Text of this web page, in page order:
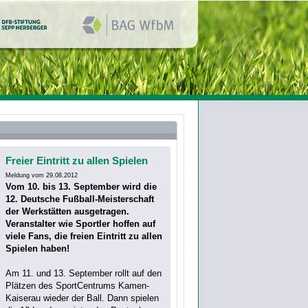
Freier Eintritt zu allen Spielen
Meldung vom 29.08.2012
Vom 10. bis 13. September wird die
12. Deutsche Fußball-Meisterschaft
der Werkstätten ausgetragen.
Veranstalter wie Sportler hoffen auf
viele Fans, die freien Eintritt zu allen
Spielen haben!
Am 11. und 13. September rollt auf den
Plätzen des SportCentrums Kamen-
Kaiserau wieder der Ball. Dann spielen